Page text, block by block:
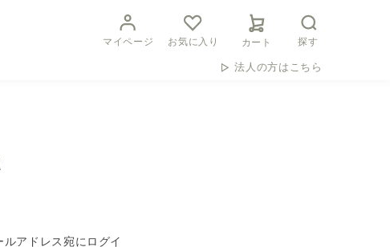
マイページ お気に入り カート 探す
法人の方はこちら
アドレス宛にログイ